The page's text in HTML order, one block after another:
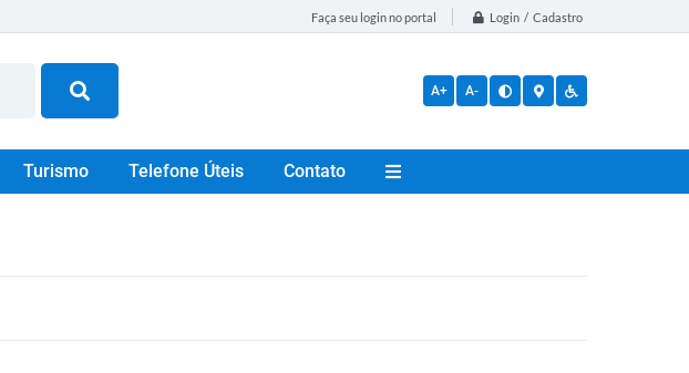
Faça seu login no portal Login / Cadastro
A+ A-
Turismo Telefone Úteis Contato